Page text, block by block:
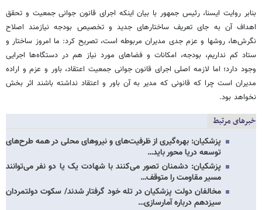
بنابر روایت ایسنا، رئیس جمهور با بیان اینکه اجرای قانون جوانی جمعیت و تحقق
اهداف آن به جای تعریف ساختارهای جدید و تخصیص بودجه نیازمند اصلاح
نگرش‌ها، روشها و عزم جدی مدیران مربوطه است، تصریح کرد: ما امروز ساختار و
ستاد کم نداریم، بودجه، امکانات و فضاهای مورد نیاز هم در دستگاه‌ها اجرایی
وجود دارد؛ اما لازمه اصلی اجرای قانون جوانی جمعیت اعتقاد، باور و عزم و اراده
مدیران است چرا که قانونی که مدیر به آن باور و اعتقاد نداشته باشند اثر بخش
نخواهد بود.
خبرهای مرتبط
پزشکیان: بهره‌گیری از ظرفیت‌های و نیروهای محلی در همه طرح‌های
توسعه دریا محور باید…
پزشکیان: دشمنان تصور می‌کنند با شهادت یک یا دو نفر می‌توانند
مسیر مقاومت را متوقف…
مخالفان دولت پزشکیان در تله خود گرفتار شدند/ سکوت دولتمردان
سیزدهم درباره آمارسازی…